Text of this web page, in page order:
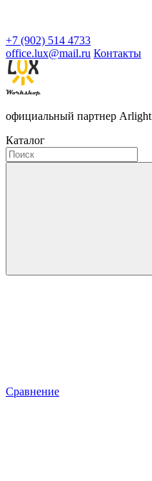
+7 (902) 514 4733
office.lux@mail.ru Контакты
официальный партнер Arlight
Каталог
Сравнение